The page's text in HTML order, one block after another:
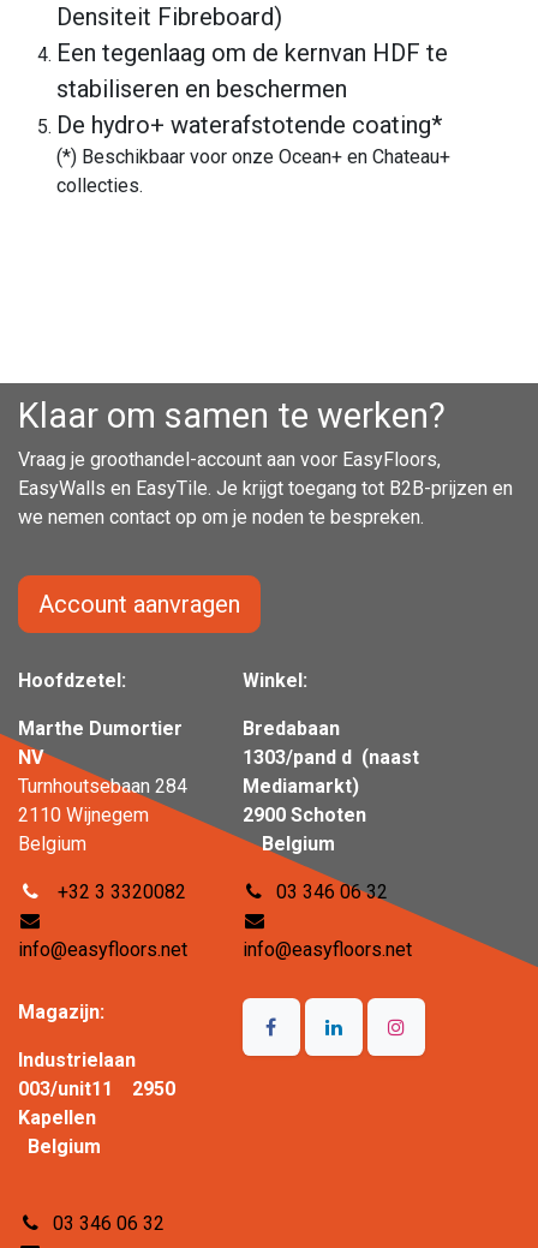
Densiteit Fibreboard)
Een tegenlaag om de kernvan HDF te
stabiliseren en beschermen
De hydro+ waterafstotende coating*
(*) Beschikbaar voor onze Ocean+ en Chateau+
collecties.
Klaar om samen te werken?
Vraag je groothandel-account aan voor EasyFloors,
EasyWalls en EasyTile. Je krijgt toegang tot B2B-prijzen en
we nemen contact op om je noden te bespreken.
Hoofdzetel:
Marthe Dumortier
NV
Turnhoutsebaan 284
2110 Wijnegem
Belgium
+32 3 3320082
info@easyfloors.net
Winkel:
Bredabaan
1303/pand d (naast
Mediamarkt)
2900 Schoten
Belgium
03 346 06 32
info@easyfloors.net
Magazijn:
Industrielaan
003/unit11 2950
Kapellen
Belgium
03 346 06 32
Account aanvragen